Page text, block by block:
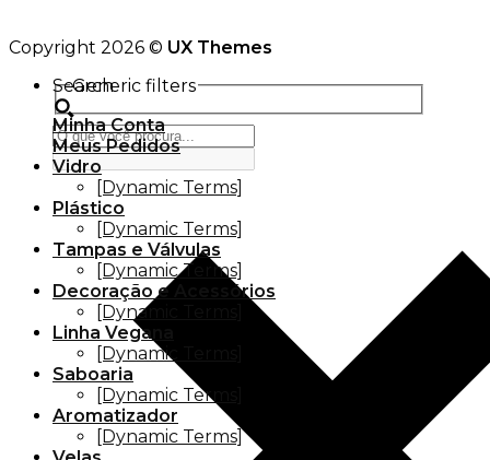
Copyright 2026 © UX Themes
Search
Generic filters
Minha Conta
Meus Pedidos
Vidro
[Dynamic Terms]
Plástico
[Dynamic Terms]
Tampas e Válvulas
[Dynamic Terms]
Decoração e Acessórios
[Dynamic Terms]
Linha Vegana
[Dynamic Terms]
Saboaria
[Dynamic Terms]
Aromatizador
[Dynamic Terms]